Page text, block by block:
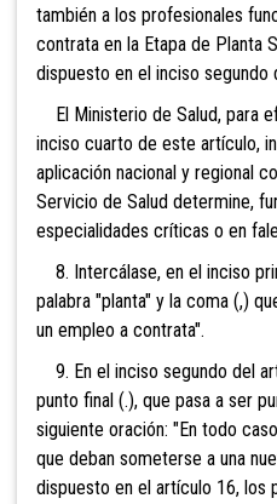
también a los profesionales
contrata en la Etapa de Planta
dispuesto en el inciso segundo
El Ministerio de Salud, para
inciso cuarto de este artículo,
aplicación nacional y regional
Servicio de Salud determine,
especialidades críticas o en
8. Intercálase, en el inciso
palabra "planta" y la coma (,)
un empleo a contrata".
9. En el inciso segundo del
punto final (.), que pasa a ser
siguiente oración: "En todo
que deban someterse a una
dispuesto en el artículo 16, los